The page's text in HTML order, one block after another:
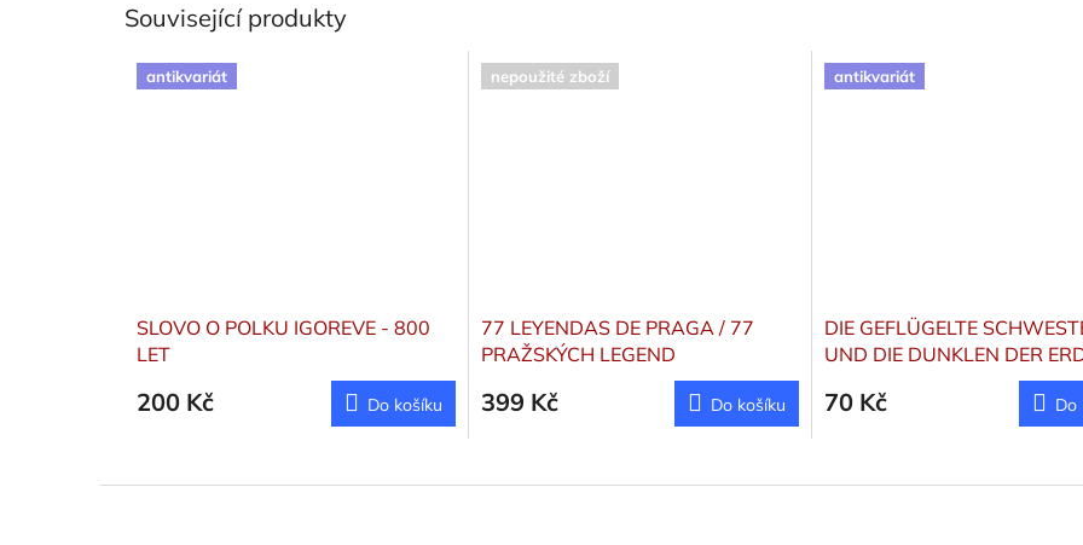
Související produkty
antikvariát
SLOVO O POLKU IGOREVE - 800
LET
200 Kč Do košíku
nepoužité zboží
77 LEYENDAS DE PRAGA / 77
PRAŽSKÝCH LEGEND
399 Kč Do košíku
antikvariát
DIE GEFLÜGELTE
UND DIE DUNKLEN DER
70 Kč Do